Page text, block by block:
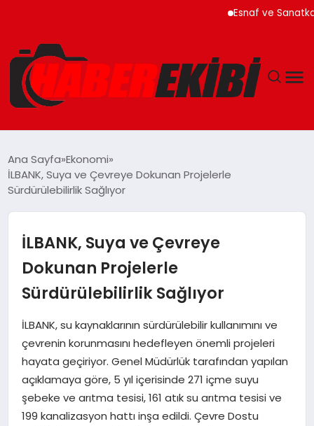
Esnaf ve Sanatkar
GÜNCEL
MAGAZIN
SAĞLIK
SPOR
TEKNOLOJI
Ana Sayfa Ekonomi
İLBANK, Suya ve Çevreye Dokunan Projelerle
Sürdürülebilirlik Sağlıyor
İLBANK, Suya ve Çevreye
Dokunan Projelerle
Sürdürülebilirlik Sağlıyor
İLBANK, su kaynaklarının sürdürülebilir kullanımını ve
çevrenin korunmasını hedefleyen önemli projeleri
hayata geçiriyor. Genel Müdürlük tarafından yapılan
açıklamaya göre, 5 yıl içerisinde 271 içme suyu
şebeke ve arıtma tesisi, 161 atık su arıtma tesisi ve
199 kanalizasyon hattı inşa edildi. Çevre Dostu